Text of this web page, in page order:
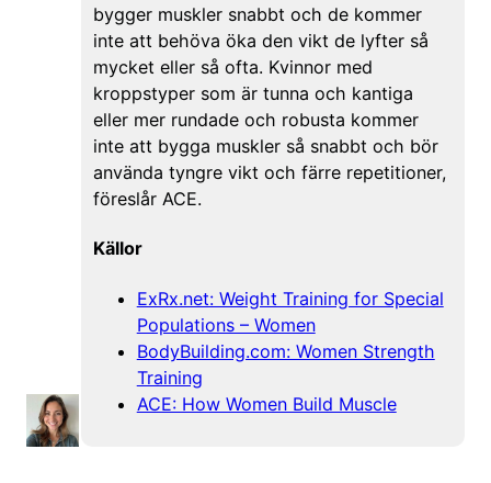
bygger muskler snabbt och de kommer
inte att behöva öka den vikt de lyfter så
mycket eller så ofta. Kvinnor med
kroppstyper som är tunna och kantiga
eller mer rundade och robusta kommer
inte att bygga muskler så snabbt och bör
använda tyngre vikt och färre repetitioner,
föreslår ACE.
Källor
ExRx.net: Weight Training for Special
Populations – Women
BodyBuilding.com: Women Strength
Training
ACE: How Women Build Muscle